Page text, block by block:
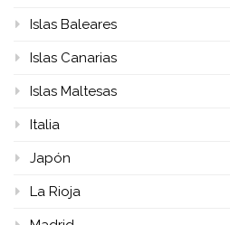
Islas Baleares
Islas Canarias
Islas Maltesas
Italia
Japón
La Rioja